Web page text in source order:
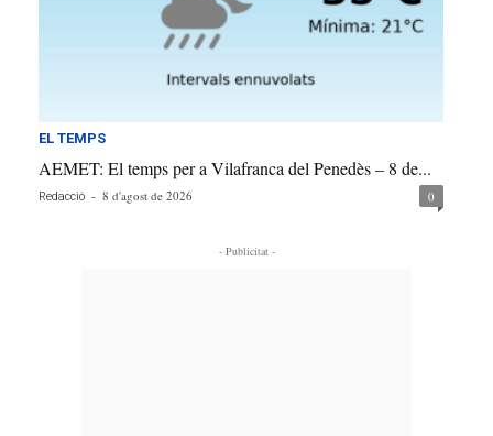
EL TEMPS
AEMET: El temps per a Vilafranca del Penedès – 8 de...
Redacció - 8 d'agost de 2026 0
- Publicitat -